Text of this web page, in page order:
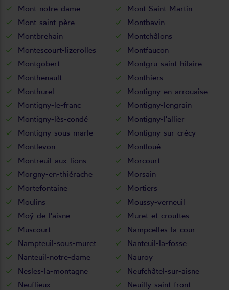
Mont-notre-dame
Mont-Saint-Martin
Mont-saint-père
Montbavin
Montbrehain
Montchâlons
Montescourt-lizerolles
Montfaucon
Montgobert
Montgru-saint-hilaire
Monthenault
Monthiers
Monthurel
Montigny-en-arrouaise
Montigny-le-franc
Montigny-lengrain
Montigny-lès-condé
Montigny-l'allier
Montigny-sous-marle
Montigny-sur-crécy
Montlevon
Montloué
Montreuil-aux-lions
Morcourt
Morgny-en-thiérache
Morsain
Mortefontaine
Mortiers
Moulins
Moussy-verneuil
Moÿ-de-l'aisne
Muret-et-crouttes
Muscourt
Nampcelles-la-cour
Nampteuil-sous-muret
Nanteuil-la-fosse
Nanteuil-notre-dame
Nauroy
Nesles-la-montagne
Neufchâtel-sur-aisne
Neuflieux
Neuilly-saint-front